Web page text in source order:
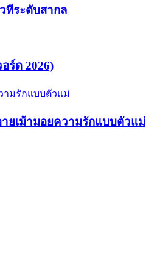
ทีระดับสากล
ร์ด 2026)
ยเม้ามอยความรักแบบตัวแม่